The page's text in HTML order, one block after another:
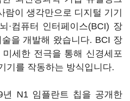
람이 생각만으로 디지털 기기
·컴퓨터 인터페이스(BCI) 장
을 개발해 왔습니다. BCI 장
세한 전극을 통해 신경세포
기를 작동하는 방식입니다.
년 N1 임플란트 칩을 공개한